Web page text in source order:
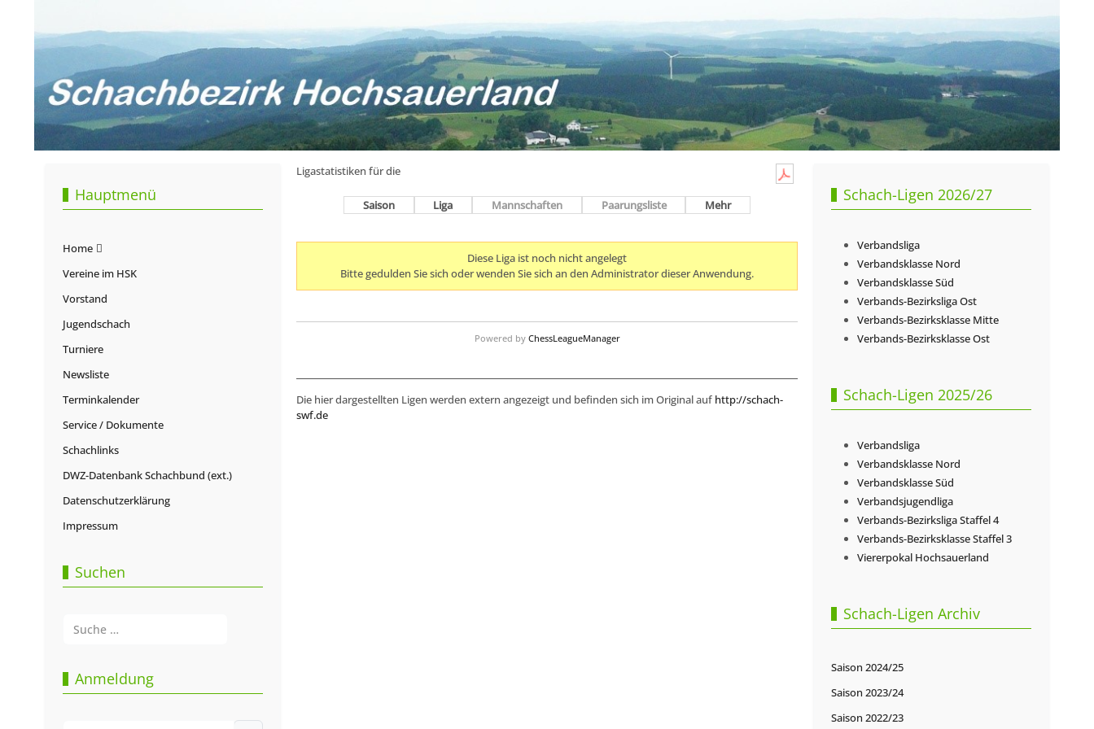
Hauptmenü
Home
Vereine im HSK
Vorstand
Jugendschach
Turniere
Newsliste
Terminkalender
Service / Dokumente
Schachlinks
DWZ-Datenbank Schachbund (ext.)
Datenschutzerklärung
Impressum
Suchen
Anmeldung
Ligastatistiken für die
Saison Liga Mannschaften Paarungsliste Mehr
Diese Liga ist noch nicht angelegt
Bitte gedulden Sie sich oder wenden Sie sich an den Administrator dieser Anwendung.
Powered by ChessLeagueManager
Die hier dargestellten Ligen werden extern angezeigt und befinden sich im Original auf http://schach-
swf.de
Schach-Ligen 2026/27
Verbandsliga
Verbandsklasse Nord
Verbandsklasse Süd
Verbands-Bezirksliga Ost
Verbands-Bezirksklasse Mitte
Verbands-Bezirksklasse Ost
Schach-Ligen 2025/26
Verbandsliga
Verbandsklasse Nord
Verbandsklasse Süd
Verbandsjugendliga
Verbands-Bezirksliga Staffel 4
Verbands-Bezirksklasse Staffel 3
Viererpokal Hochsauerland
Schach-Ligen Archiv
Saison 2024/25
Saison 2023/24
Saison 2022/23